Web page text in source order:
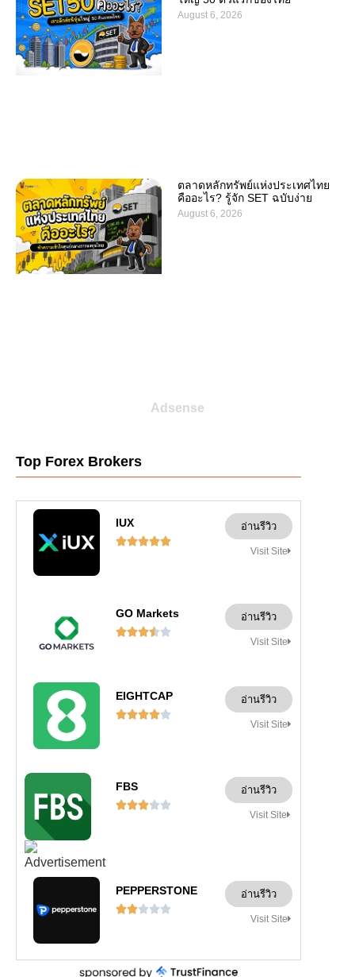
August 6, 2026
ตลาดหลักทรัพย์แห่งประเทศไทย
คืออะไร? รู้จัก SET ฉบับง่าย
August 6, 2026
Adsense
Top Forex Brokers
IUX

อ่านรีวิว
Visit Site
GO Markets

อ่านรีวิว
Visit Site
EIGHTCAP

อ่านรีวิว
Visit Site
FBS

อ่านรีวิว
Visit Site
PEPPERSTONE

อ่านรีวิว
Visit Site